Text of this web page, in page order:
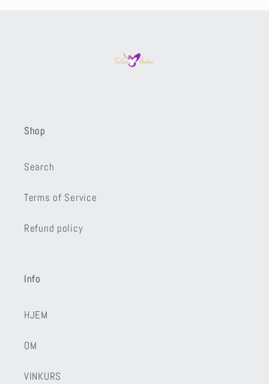
Shop
Search
Terms of Service
Refund policy
Info
HJEM
OM
VINKURS